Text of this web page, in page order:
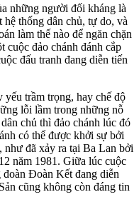
những người đối kháng là
hệ thống dân chủ, tự do, và
làm thế nào để ngăn chặn
cuộc đảo chánh đánh cắp
đấu tranh đang diễn tiến
trầm trọng, hay chế độ
lỗi lầm trong những nỗ
chủ thì đảo chánh lúc đó
có thể được khởi sự bởi
như đã xảy ra tại Ba Lan bởi
năm 1981. Giữa lúc cuộc
đoàn Đoàn Kết đang diễn
cũng không còn đáng tin